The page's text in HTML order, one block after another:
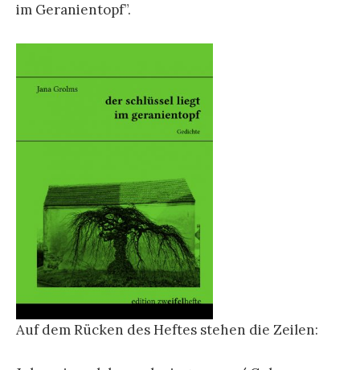
im Geranientopf”.
Auf dem Rücken des Heftes stehen die Zeilen: